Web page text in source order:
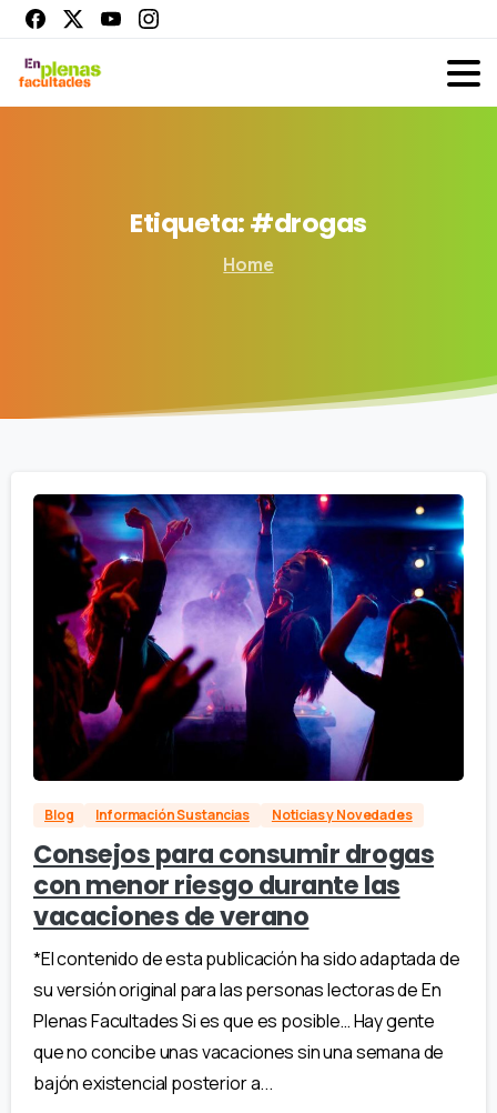
Etiqueta:#drogas
Home
Blog Información Sustancias Noticias y Novedades
Consejos para consumir drogas
con menor riesgo durante las
vacaciones de verano
*El contenido de esta publicación ha sido adaptada de
su versión original para las personas lectoras de En
Plenas Facultades Si es que es posible… Hay gente
que no concibe unas vacaciones sin una semana de
bajón existencial posterior a...